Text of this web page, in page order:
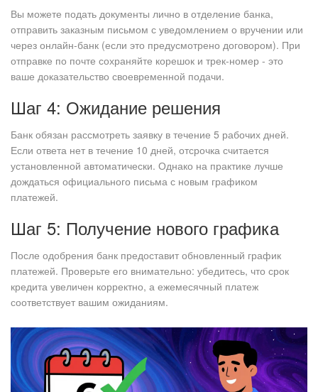
Вы можете подать документы лично в отделение банка,
отправить заказным письмом с уведомлением о вручении или
через онлайн-банк (если это предусмотрено договором). При
отправке по почте сохраняйте корешок и трек-номер - это
ваше доказательство своевременной подачи.
Шаг 4: Ожидание решения
Банк обязан рассмотреть заявку в течение 5 рабочих дней.
Если ответа нет в течение 10 дней, отсрочка считается
установленной автоматически. Однако на практике лучше
дождаться официального письма с новым графиком
платежей.
Шаг 5: Получение нового графика
После одобрения банк предоставит обновленный график
платежей. Проверьте его внимательно: убедитесь, что срок
кредита увеличен корректно, а ежемесячный платеж
соответствует вашим ожиданиям.